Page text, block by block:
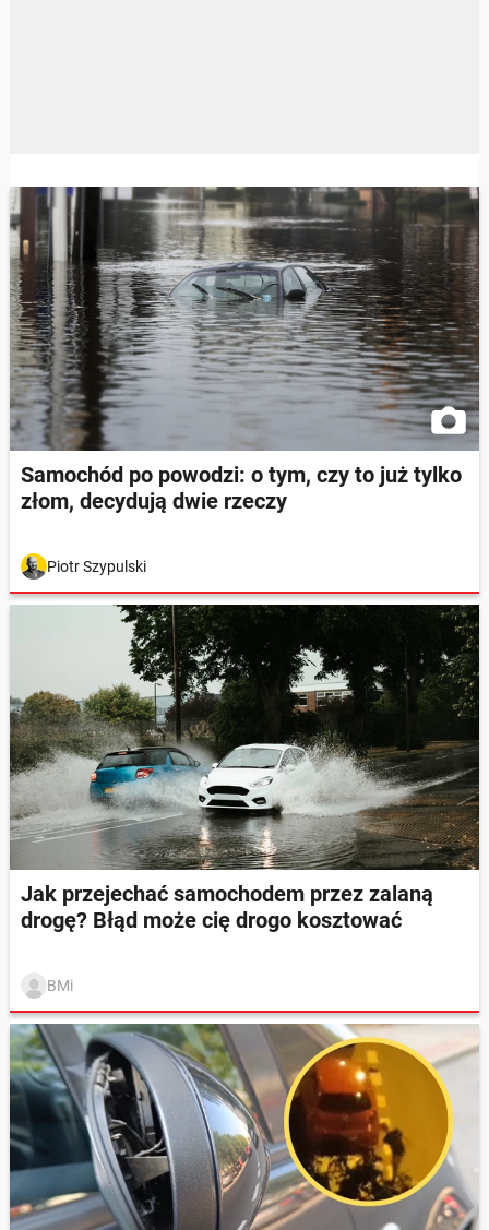
Samochód po powodzi: o tym, czy to już tylko
złom, decydują dwie rzeczy
Piotr Szypulski
Jak przejechać samochodem przez zalaną
drogę? Błąd może cię drogo kosztować
BMi